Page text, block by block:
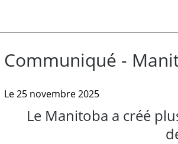
Communiqué -
Le 25 novembre 2025
Le Manitoba a créé